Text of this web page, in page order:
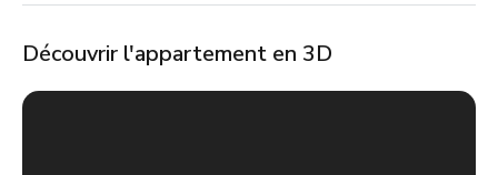
Découvrir l'appartement en 3D